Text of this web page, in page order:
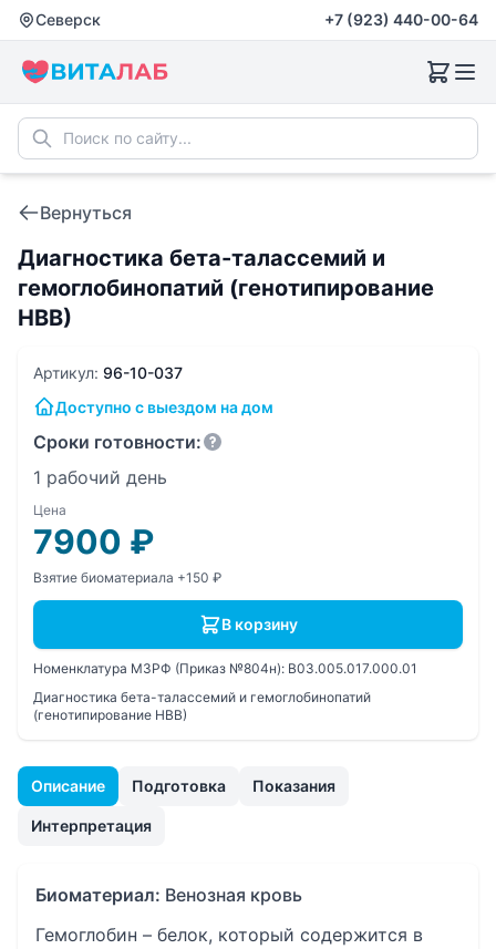
Северск +7 (923) 440-00-64
Вернуться
Диагностика бета-талассемий и
гемоглобинопатий (генотипирование
НВВ)
Описание Подготовка Показания
Интерпретация
Биоматериал: Венозная кровь
Гемоглобин – белок, который содержится в
Артикул: 96-10-037
Доступно с выездом на дом
Сроки готовности:
1 рабочий день
Цена
7900 ₽
Взятие биоматериала +150 ₽
В корзину
Номенклатура МЗРФ (Приказ №804н): B03.005.017.000.01
Диагностика бета-талассемий и гемоглобинопатий
(генотипирование НВВ)